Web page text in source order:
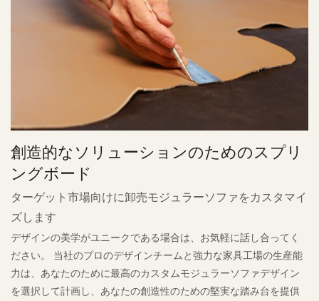
創造的なソリューションのためのスプリ
ングボード
ターゲット市場向けに卸売モジュラーソファをカスタマイ
ズします
デザインの美学がユニークである場合は、お気軽に話し合ってく
ださい。 当社のプロのデザインチームと強力な家具工場の生産能
力は、あなたのために最高のカスタムモジュラーソファデザイン
を選択して計画し、あなたの創造性のための堅実な踏み台を提供